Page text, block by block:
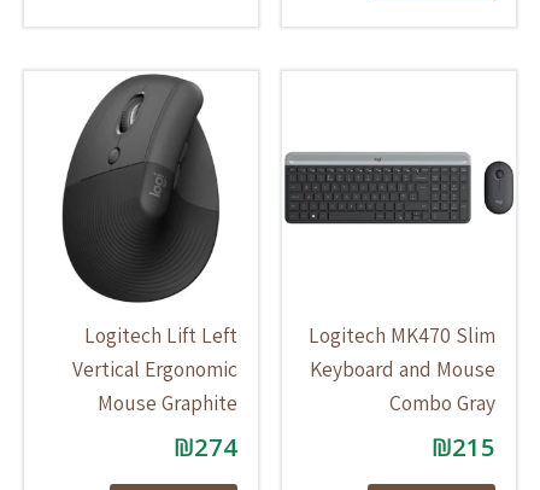
Logitech MK470 Slim
Keyboard and Mouse
Combo Gray
₪215
Logitech Lift Left
Vertical Ergonomic
Mouse Graphite
₪274